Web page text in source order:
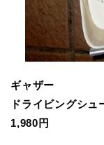
ギャザー
ドライビングシュ
1,980円